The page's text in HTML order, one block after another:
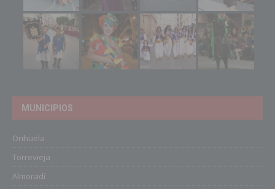
MUNICIPIOS
Orihuela
Torrevieja
Almoradí